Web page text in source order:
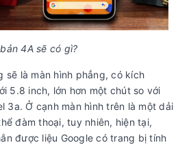
4A sẽ có gì?
sẽ là màn hình phẳng, có kích
5.8 inch, lớn hơn một chút so với
3a. Ở cạnh màn hình trên là một dải
đàm thoại, tuy nhiên, hiện tại,
được liệu Google có trang bị tính